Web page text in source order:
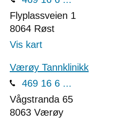
Flyplassveien 1
8064 Røst
Vis kart
Værøy Tannklinikk
469 16 6 ...
Vågstranda 65
8063 Værøy